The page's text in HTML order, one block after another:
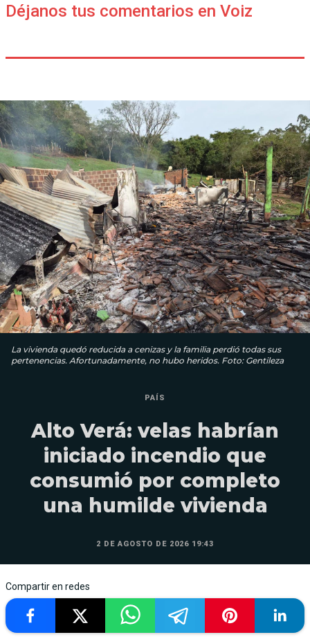
Déjanos tus comentarios en Voiz
La vivienda quedó reducida a cenizas y la familia perdió todas sus
pertenencias. Afortunadamente, no hubo heridos. Foto: Gentileza
PAÍS
Alto Verá: velas habrían
iniciado incendio que
consumió por completo
una humilde vivienda
2 DE AGOSTO DE 2026 19:43
Compartir en redes